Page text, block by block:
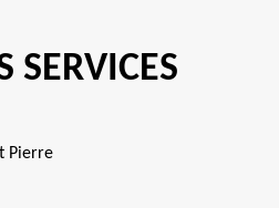
SERVICES
Pierre